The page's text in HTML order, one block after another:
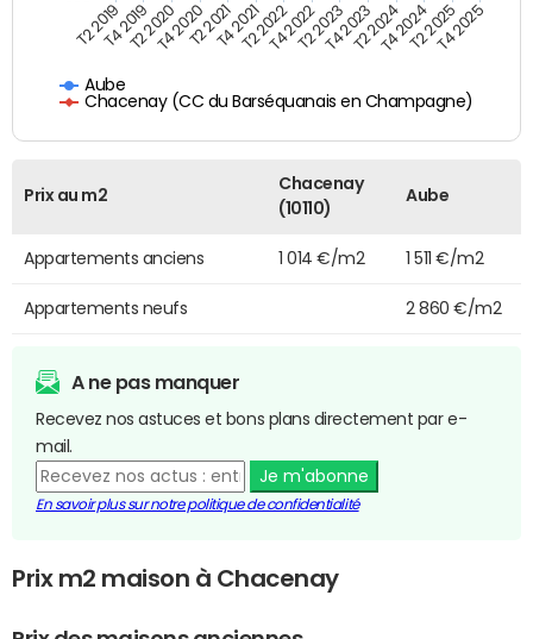
Aube
Chacenay (CC du Barséquanais en Champagne)
T2 2019T4 2019T2 2020T4 2020T2 2021T4 2021T2 2022T4 2022T2 2023T4 2023T2 2024T4 2024T2 2025T4 2025
Prix au m2
Chacenay
(10110)
Aube
Appartements anciens 1 014 €/m2 1 511 €/m2
Appartements neufs 2 860 €/m2
A ne pas manquer
Recevez nos astuces et bons plans directement par e-
mail.
Je m'abonne
En savoir plus sur notre politique de confidentialité
Prix m2 maison à Chacenay